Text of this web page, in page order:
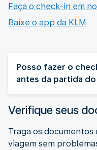
Faça o check-in em
Baixe o app da KLM
Posso fazer o
antes da partida
Verifique seus
Traga os
viagem sem